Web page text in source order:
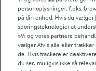
laver mad og udvikler
Du kan eventuelt
personoplysninger, f.eks.
på din enhed. Hvis du
sporingsteknologier at
»Vi og vores partnere
vælger Afvis alle eller trækker
de. Hvis trackere er
du ser, muligvis ikke så